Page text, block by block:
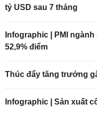
tỷ USD sau 7 tháng
Infographic | PMI
52,9% điểm
Thúc đẩy tăng trưởng
Infographic | Sản xuất